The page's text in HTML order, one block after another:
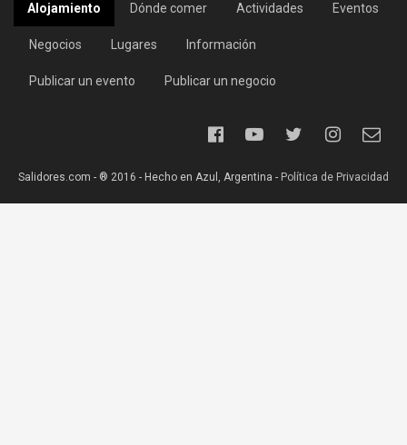
Alojamiento Dónde comer Actividades Eventos
Negocios Lugares Información
Publicar un evento Publicar un negocio
Salidores.com - ® 2016 - Hecho en Azul, Argentina - Política de Privacidad